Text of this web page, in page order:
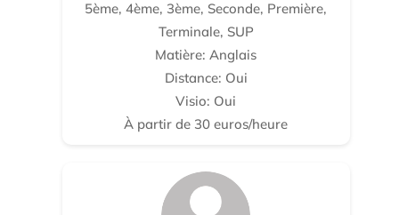
5ème, 4ème, 3ème, Seconde, Première,
Terminale, SUP
Matière: Anglais
Distance: Oui
Visio: Oui
À partir de 30 euros/heure